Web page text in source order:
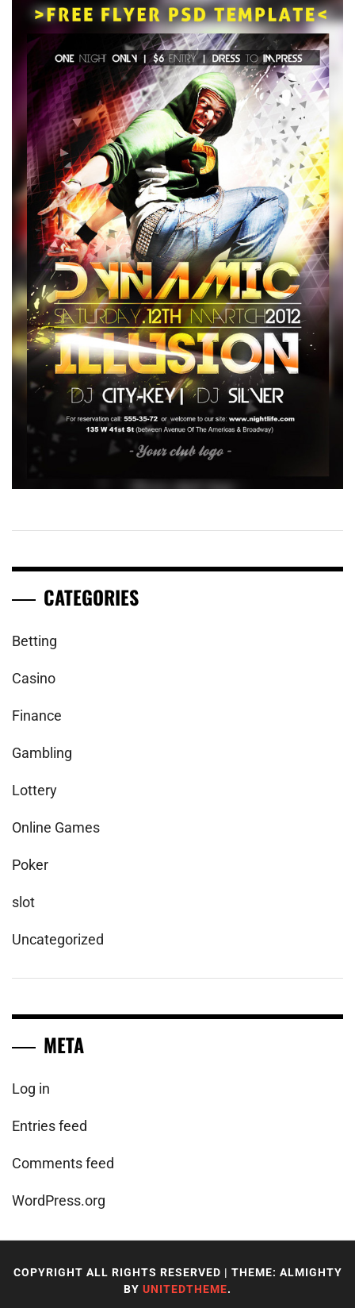
CATEGORIES
Betting
Casino
Finance
Gambling
Lottery
Online Games
Poker
slot
Uncategorized
META
Log in
Entries feed
Comments feed
WordPress.org
COPYRIGHT ALL RIGHTS RESERVED | THEME: ALMIGHTY
BY UNITEDTHEME.